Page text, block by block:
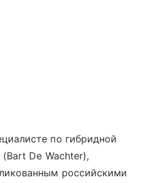
по гибридной
De Wachter),
российскими